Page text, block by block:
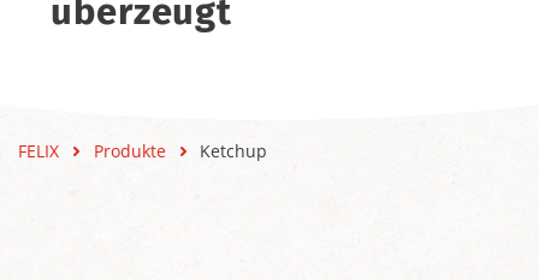
überzeugt
FELIX Produkte Ketchup